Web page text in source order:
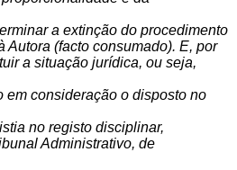
a extinção do procedimento
(facto consumado). E, por
a situação jurídica, ou seja,
em consideração o disposto no
no registo disciplinar,
Administrativo, de